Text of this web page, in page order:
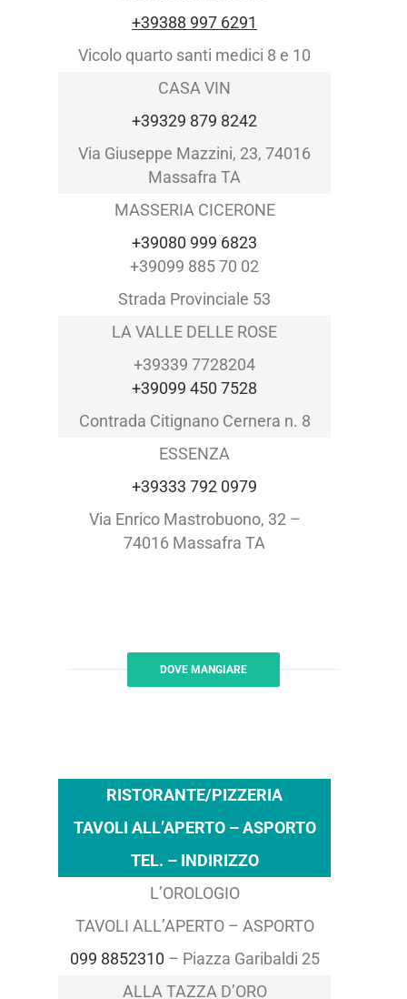
+39388 997 6291
Vicolo quarto santi medici 8 e 10
CASA VIN
+39329 879 8242
Via Giuseppe Mazzini, 23, 74016
Massafra TA
MASSERIA CICERONE
+39080 999 6823
+39099 885 70 02
Strada Provinciale 53
LA VALLE DELLE ROSE
+39339 7728204
+39099 450 7528
Contrada Citignano Cernera n. 8
ESSENZA
+39333 792 0979
Via Enrico Mastrobuono, 32 –
74016 Massafra TA
DOVE MANGIARE
RISTORANTE/PIZZERIA
TAVOLI ALL’APERTO – ASPORTO
TEL. – INDIRIZZO
L’OROLOGIO
TAVOLI ALL’APERTO – ASPORTO
099 8852310 – Piazza Garibaldi 25
ALLA TAZZA D’ORO